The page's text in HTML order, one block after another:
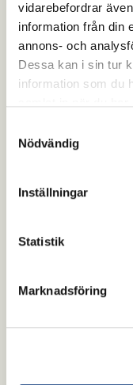
vidarebefordrar
information från din
annons- och
Dessa kan i sin tur
information som du
Nödvändig
Inställningar
Statistik
Marknadsföring